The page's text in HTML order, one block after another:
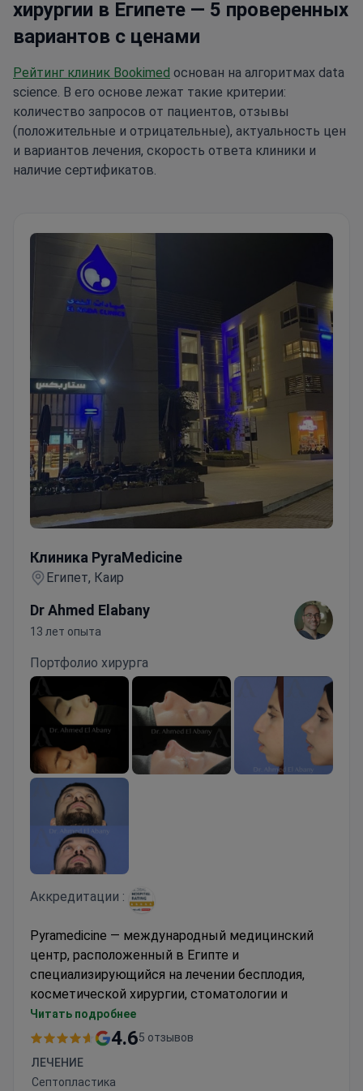
хирургии в Египете — 5 проверенных
вариантов с ценами
Рейтинг клиник Bookimed основан на алгоритмах data
science. В его основе лежат такие критерии:
количество запросов от пациентов, отзывы
(положительные и отрицательные), актуальность цен
и вариантов лечения, скорость ответа клиники и
наличие сертификатов.
Клиника PyraMedicine
Египет, Каир
Dr Ahmed Elabany
13 лет опыта
Портфолио хирурга
Аккредитации :
Pyramedicine — международный медицинский
центр, расположенный в Египте и
специализирующийся на лечении бесплодия,
косметической хирургии, стоматологии и
современной диагностике. Центр принимает
пациентов из Великобритании, США, Канады,
стран Африки к югу от Сахары.
Читать подробнее
4.65 отзывов
ЛЕЧЕНИЕ
Септопластика